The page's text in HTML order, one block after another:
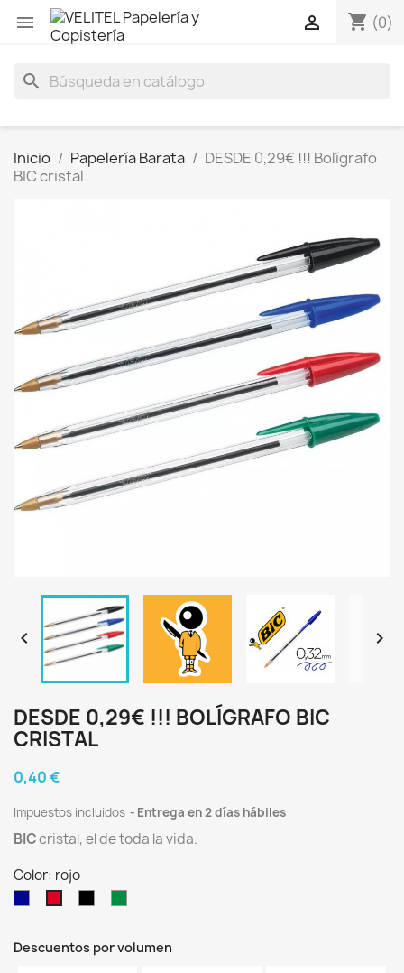
 shopping_cart (0)

search
Inicio Papelería Barata
DESDE 0,29€ !!! Bolígrafo
BIC cristal
 
DESDE 0,29€ !!! BOLÍGRAFO BIC
CRISTAL
0,40 €
Impuestos incluidos Entrega en 2 días hábiles
BICcristal, el de toda la vida.
Color: rojo
Descuentos por volumen